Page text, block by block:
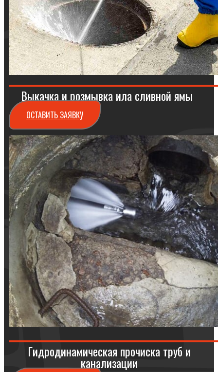
Выкачка и розмывка ила сливной ямы
ОСТАВИТЬ ЗАЯВКУ
Гидродинамическая прочиска труб и
канализации